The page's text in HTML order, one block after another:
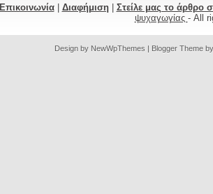
Επικοινωνία| Διαφήμιση| Στείλε μας το άρθρο
ψυχαγωγίας - All
Design by NewWpThemes | Blogger Theme